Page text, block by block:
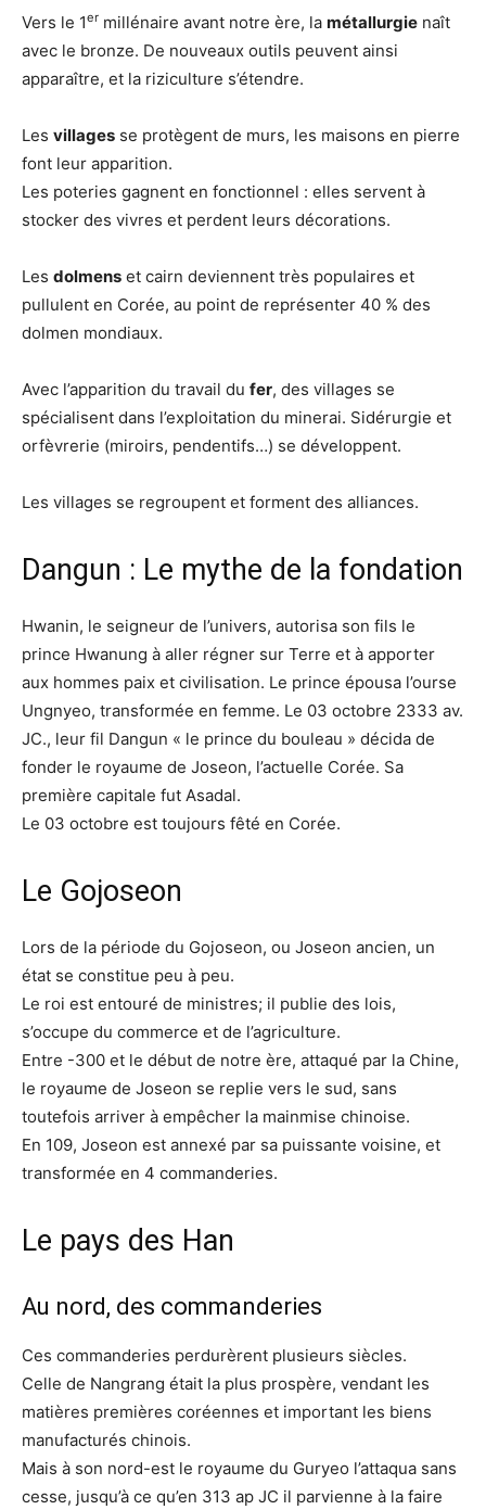
Vers le 1er millénaire avant notre ère, la métallurgie naît
avec le bronze. De nouveaux outils peuvent ainsi
apparaître, et la riziculture s’étendre.
Les villages se protègent de murs, les maisons en pierre
font leur apparition.
Les poteries gagnent en fonctionnel : elles servent à
stocker des vivres et perdent leurs décorations.
Les dolmens et cairn deviennent très populaires et
pullulent en Corée, au point de représenter 40 % des
dolmen mondiaux.
Avec l’apparition du travail du fer, des villages se
spécialisent dans l’exploitation du minerai. Sidérurgie et
orfèvrerie (miroirs, pendentifs…) se développent.
Les villages se regroupent et forment des alliances.
Dangun : Le mythe de la fondation
Hwanin, le seigneur de l’univers, autorisa son fils le
prince Hwanung à aller régner sur Terre et à apporter
aux hommes paix et civilisation. Le prince épousa l’ourse
Ungnyeo, transformée en femme. Le 03 octobre 2333 av.
JC., leur fil Dangun « le prince du bouleau » décida de
fonder le royaume de Joseon, l’actuelle Corée. Sa
première capitale fut Asadal.
Le 03 octobre est toujours fêté en Corée.
Le Gojoseon
Lors de la période du Gojoseon, ou Joseon ancien, un
état se constitue peu à peu.
Le roi est entouré de ministres; il publie des lois,
s’occupe du commerce et de l’agriculture.
Entre -300 et le début de notre ère, attaqué par la Chine,
le royaume de Joseon se replie vers le sud, sans
toutefois arriver à empêcher la mainmise chinoise.
En 109, Joseon est annexé par sa puissante voisine, et
transformée en 4 commanderies.
Le pays des Han
Au nord, des commanderies
Ces commanderies perdurèrent plusieurs siècles.
Celle de Nangrang était la plus prospère, vendant les
matières premières coréennes et important les biens
manufacturés chinois.
Mais à son nord-est le royaume du Guryeo l’attaqua sans
cesse, jusqu’à ce qu’en 313 ap JC il parvienne à la faire